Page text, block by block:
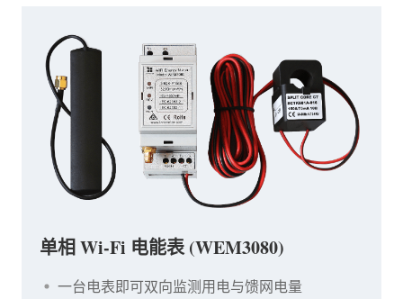
单相 Wi-Fi 电能表 (WEM3080)
一台电表即可双向监测用电与馈网电量